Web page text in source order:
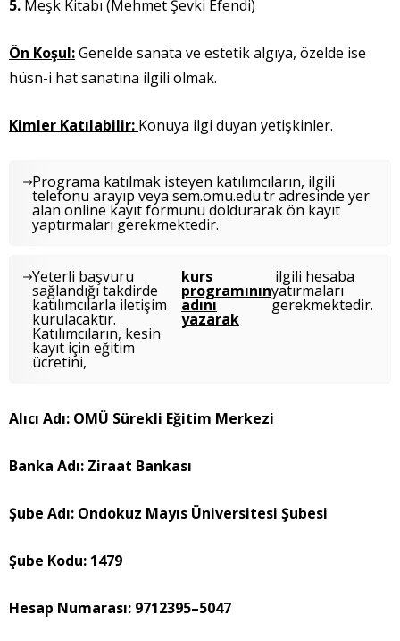
5. Meşk Kitabı (Mehmet Şevki Efendi)
Ön Koşul:Genelde sanata ve estetik algıya, özelde ise
hüsn-i hat sanatına ilgili olmak.
Kimler Katılabilir: Konuya ilgi duyan yetişkinler.
Programa katılmak isteyen katılımcıların, ilgili
telefonu arayıp veya sem.omu.edu.tr adresinde yer
alan online kayıt formunu doldurarak ön kayıt
yaptırmaları gerekmektedir.
Yeterli başvuru
sağlandığı takdirde
katılımcılarla iletişim
kurulacaktır.
Katılımcıların, kesin
kayıt için eğitim
ücretini,
kurs
programının
adını
yazarak
ilgili hesaba
yatırmaları
gerekmektedir.
Alıcı Adı: OMÜ Sürekli Eğitim Merkezi
Banka Adı: Ziraat Bankası
Şube Adı: Ondokuz Mayıs Üniversitesi Şubesi
Şube Kodu: 1479
Hesap Numarası: 9712395–5047